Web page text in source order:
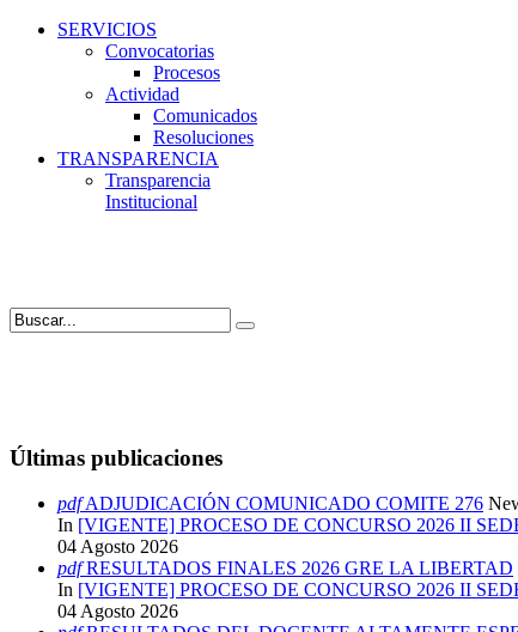
SERVICIOS
Convocatorias
Procesos
Actividad
Comunicados
Resoluciones
TRANSPARENCIA
Transparencia
Institucional
Últimas publicaciones
pdfADJUDICACIÓN COMUNICADO COMITE 276
In [VIGENTE] PROCESO DE CONCURSO 2026 II
04 Agosto 2026
pdf RESULTADOS FINALES 2026 GRE LA LIBERTAD
In [VIGENTE] PROCESO DE CONCURSO 2026 II
04 Agosto 2026